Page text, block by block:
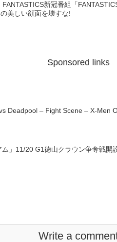
FANTASTICS新冠番組「
美しい顔面を壊すな!
Sponsored links
Deadpool – Fight Scene – X-Men
ム」11/20 G1徳山クラウン争奪戦開
Write a